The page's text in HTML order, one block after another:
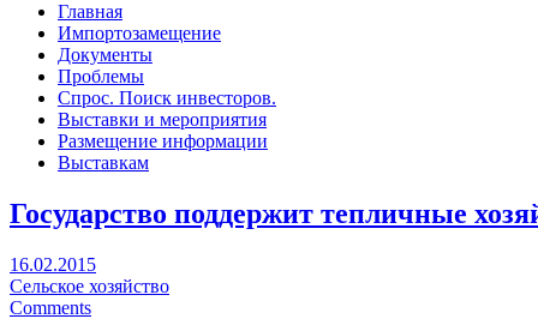
Главная
Импортозамещение
Документы
Проблемы
Спрос. Поиск инвесторов.
Выставки и мероприятия
Размещение информации
Выставкам
Государство поддержит тепличные
16.02.2015
Сельское хозяйство
Comments